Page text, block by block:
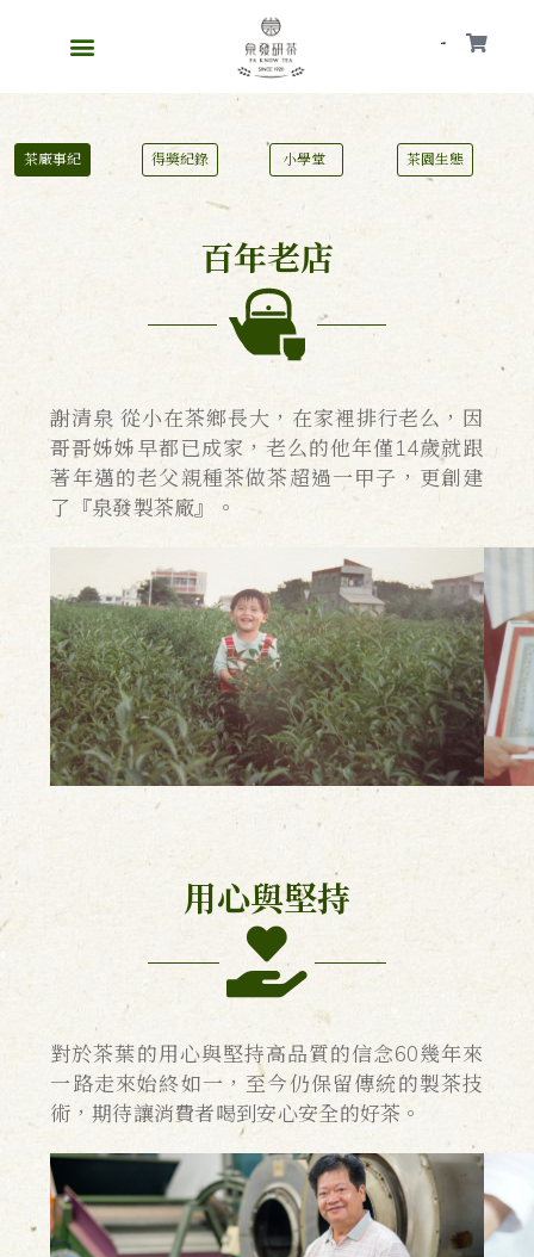
會員
茶廠事紀 得獎紀錄 小學堂 茶園生態
百年老店
謝清泉 從小在茶鄉長大，在家裡排行老么，因
哥哥姊姊早都已成家，老么的他年僅14歲就跟
著年邁的老父親種茶做茶超過一甲子，更創建
了『泉發製茶廠』。
用心與堅持
對於茶葉的用心與堅持高品質的信念60幾年來
一路走來始終如一，至今仍保留傳統的製茶技
術，期待讓消費者喝到安心安全的好茶。